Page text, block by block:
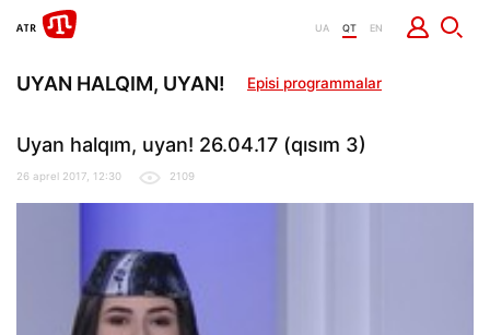
UA QT EN
UYAN HALQIM, UYAN! Episi programmalar
Uyan halqım, uyan! 26.04.17 (qısım 3)
26 aprel 2017, 12:30 2109